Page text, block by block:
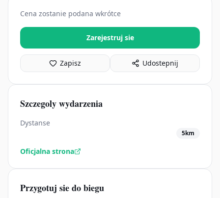
Cena zostanie podana wkrótce
Zarejestruj sie
Zapisz Udostepnij
Szczegoly wydarzenia
Dystanse
5km
Oficjalna strona
Przygotuj sie do biegu